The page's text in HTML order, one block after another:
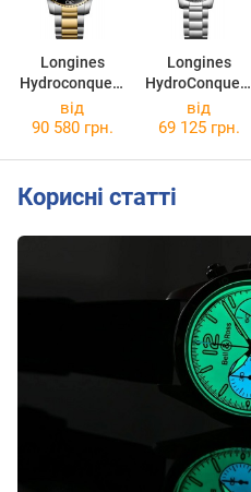
Longines
Hydroconquest
L3.781.3.56.7
Longines
HydroConquest
L3.370.4.56.6
від
90 580 грн.
від
69 125 грн.
Корисні статті